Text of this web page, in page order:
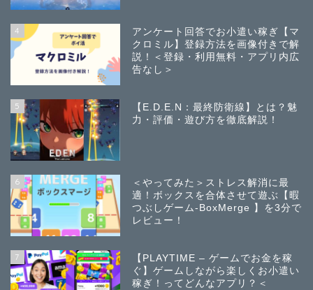
4
アンケート回答でお小遣い稼ぎ【マ
クロミル】登録方法を画像付きで解
説！＜登録・利用無料・アプリ内広
告なし＞
5
【E.D.E.N：最終防衛線】とは？魅
力・評価・遊び方を徹底解説！
6
＜やってみた＞ストレス解消に最
適！ボックスを合体させて遊ぶ【暇
つぶしゲーム-BoxMerge 】を3分で
レビュー！
7
【PLAYTIME – ゲームでお金を稼
ぐ】ゲームしながら楽しくお小遣い
稼ぎ！ってどんなアプリ？＜